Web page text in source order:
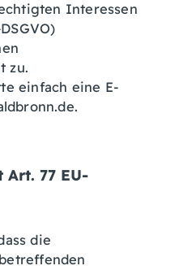
Interessen
zu.
einfach eine E-
Art. 77 EU-
die